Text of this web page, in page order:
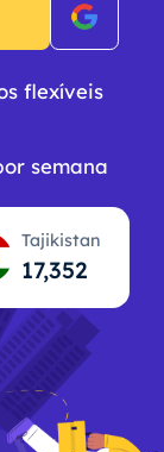
flexíveis
semana
Tajikistan
17,353